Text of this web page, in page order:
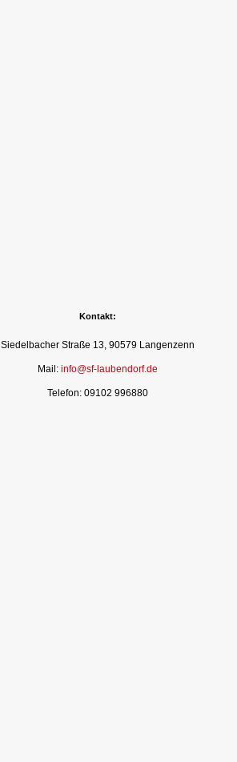
Kontakt:
Siedelbacher Straße 13, 90579 Langenzenn
Mail: info@sf-laubendorf.de
Telefon: 09102 996880